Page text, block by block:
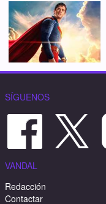
SÍGUENOS
VANDAL
Redacción
Contactar